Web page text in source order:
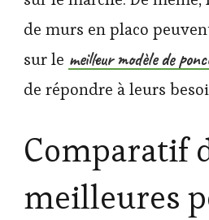
de murs en placo
sur le meilleur modèle de
de répondre à leurs
Comparatif
meilleures